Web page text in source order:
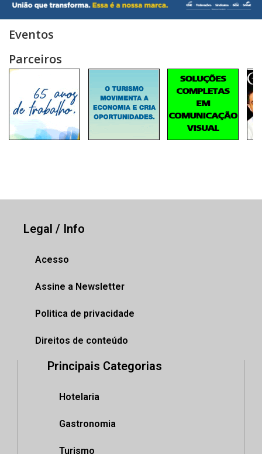
Eventos
Parceiros
Legal / Info
Acesso
Assine a Newsletter
Politica de privacidade
Direitos de conteúdo
Principais Categorias
Hotelaria
Gastronomia
Turismo